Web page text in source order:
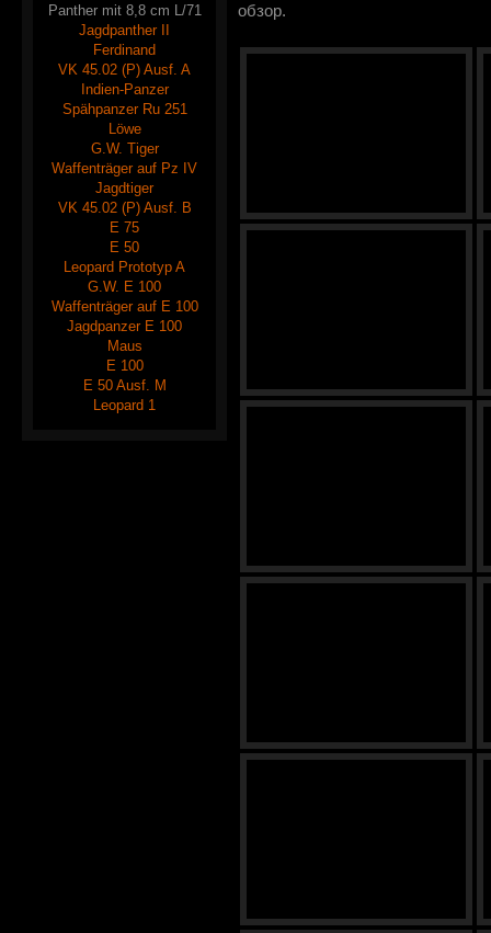
Panther mit 8,8 cm L/71
Jagdpanther II
Ferdinand
VK 45.02 (P) Ausf. A
Indien-Panzer
Spähpanzer Ru 251
Löwe
G.W. Tiger
Waffenträger auf Pz IV
Jagdtiger
VK 45.02 (P) Ausf. B
E 75
E 50
Leopard Prototyp A
G.W. E 100
Waffenträger auf E 100
Jagdpanzer E 100
Maus
E 100
E 50 Ausf. M
Leopard 1
обзор.